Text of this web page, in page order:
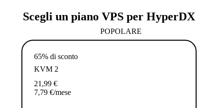
Scegli un piano VPS per HyperDX
POPOLARE
65% di sconto
KVM 2
21,99 €
7,79 €/mese